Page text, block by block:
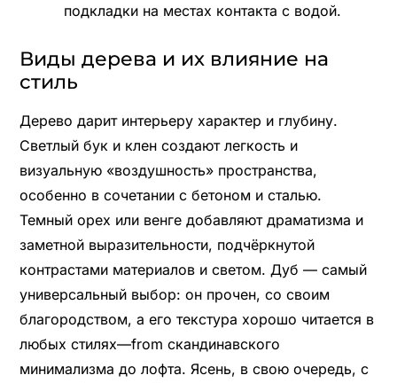
подкладки на местах контакта с водой.
Виды дерева и их влияние на
стиль
Дерево дарит интерьеру характер и глубину.
Светлый бук и клен создают легкость и
визуальную «воздушность» пространства,
особенно в сочетании с бетоном и сталью.
Темный орех или венге добавляют драматизма и
заметной выразительности, подчёркнутой
контрастами материалов и светом. Дуб — самый
универсальный выбор: он прочен, со своим
благородством, а его текстура хорошо читается в
любых стилях—from скандинавского
минимализма до лофта. Ясень, в свою очередь, с